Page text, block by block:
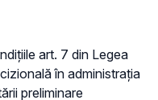
art. 7 din Legea
în administraţia
preliminare